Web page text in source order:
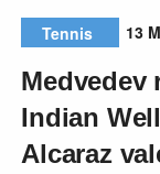
Tennis 13
Medvedev
Indian
Alcaraz